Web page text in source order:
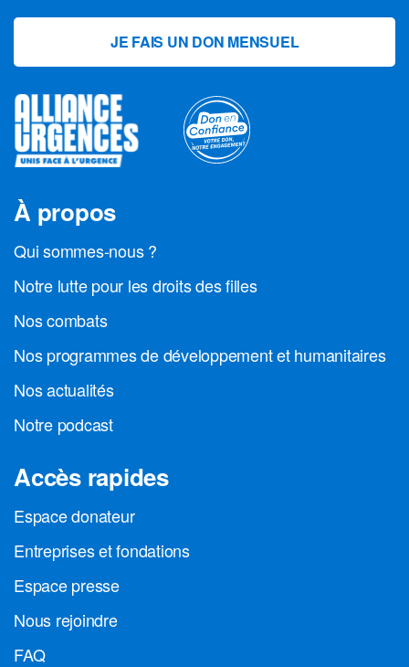
JE FAIS UN DON MENSUEL
À propos
Qui sommes-nous ?
Notre lutte pour les droits des filles
Nos combats
Nos programmes de développement et humanitaires
Nos actualités
Notre podcast
Accès rapides
Espace donateur
Entreprises et fondations
Espace presse
Nous rejoindre
FAQ